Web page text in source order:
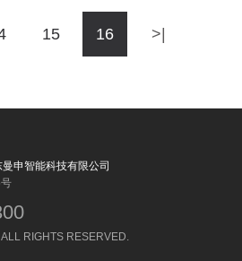
15 16 >|
申智能科技有限公司
RIGHTS RESERVED.